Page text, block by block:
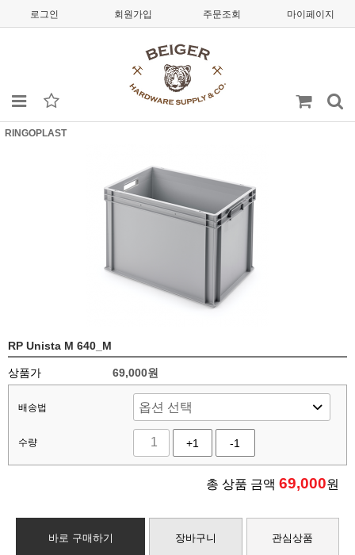
로그인 회원가입 주문조회 마이페이지
RINGOPLAST
RP Unista M 640_M
상품가 69,000원
배송법
수량 +1 -1
총 상품 금액 69,000원
바로 구매하기 장바구니 관심상품